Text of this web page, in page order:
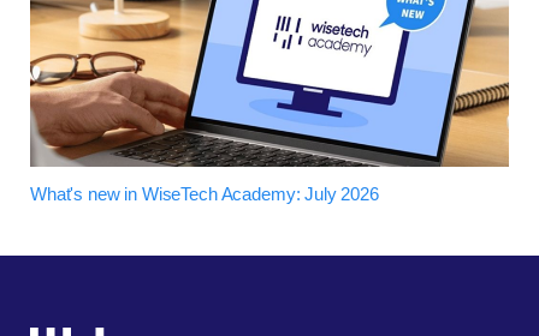
What's new in WiseTech Academy: July 2026